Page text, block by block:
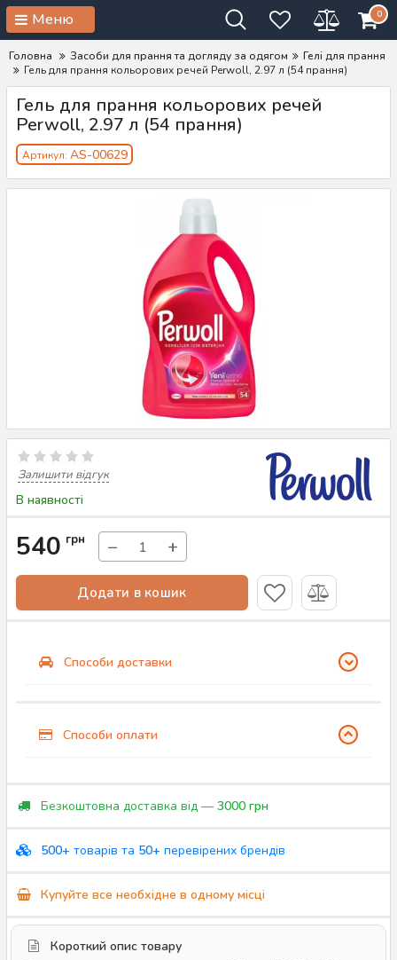
Меню 0
Головна Засоби для прання та догляду за одягом
Гелі для прання
Гель для прання кольорових речей Perwoll, 2.97 л (54 прання)
Гель для прання кольорових речей
Perwoll, 2.97 л (54 прання)
Артикул: AS-00629
Залишити відгук
В наявності
540 грн − +
Додати в кошик
Способи доставки
Способи оплати
Безкоштовна доставка від — 3000 грн
500+ товарів та 50+ перевірених брендів
Купуйте все необхідне в одному місці
Короткий опис товару